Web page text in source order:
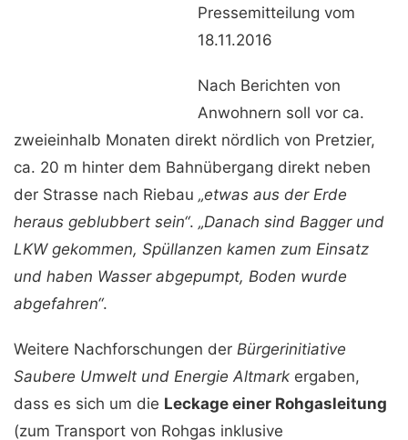
Pressemitteilung vom
18.11.2016
Nach Berichten von
Anwohnern soll vor ca.
zweieinhalb Monaten direkt nördlich von Pretzier,
ca. 20 m hinter dem Bahnübergang direkt neben
der Strasse nach Riebau „etwas aus der Erde
heraus geblubbert sein“. „Danach sind Bagger und
LKW gekommen, Spüllanzen kamen zum Einsatz
und haben Wasser abgepumpt, Boden wurde
abgefahren“.
Weitere Nachforschungen der Bürgerinitiative
Saubere Umwelt und Energie Altmark ergaben,
dass es sich um die Leckage einer Rohgasleitung
(zum Transport von Rohgas inklusive